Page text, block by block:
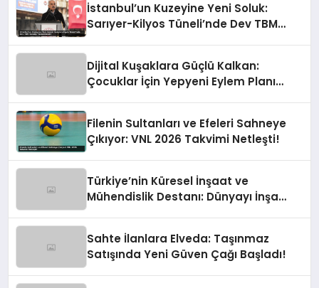
İstanbul’un Kuzeyine Yeni Soluk:
Sarıyer-Kilyos Tüneli’nde Dev TBM
Dijital Kuşaklara Güçlü Kalkan:
Çocuklar İçin Yepyeni Eylem Planı
Filenin Sultanları ve Efeleri Sahneye
Çıkıyor: VNL 2026 Takvimi Netleşti!
Türkiye’nin Küresel İnşaat ve
Mühendislik Destanı: Dünyayı İnşa
Sahte İlanlara Elveda: Taşınmaz
Satışında Yeni Güven Çağı Başladı!